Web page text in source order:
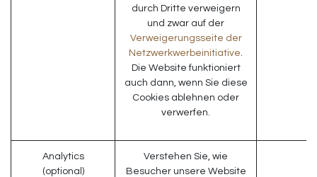
durch Dritte verweigern
und zwar auf der
Verweigerungsseite der
Netzwerkwerbeinitiative.
Die Website funktioniert
auch dann, wenn Sie diese
Cookies ablehnen oder
verwerfen.
Analytics
(optional)
Verstehen Sie, wie
Besucher unsere Website